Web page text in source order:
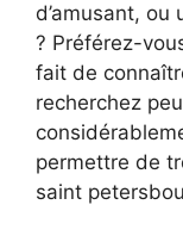
d’amusant,
? Préférez-
fait de
recherchez
permettre de
saint